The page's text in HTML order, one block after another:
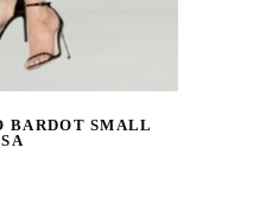
BARDOT SMALL